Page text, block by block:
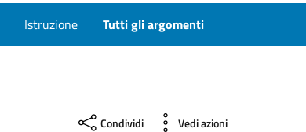
Istruzione Tutti gli argomenti
Condividi Vedi azioni